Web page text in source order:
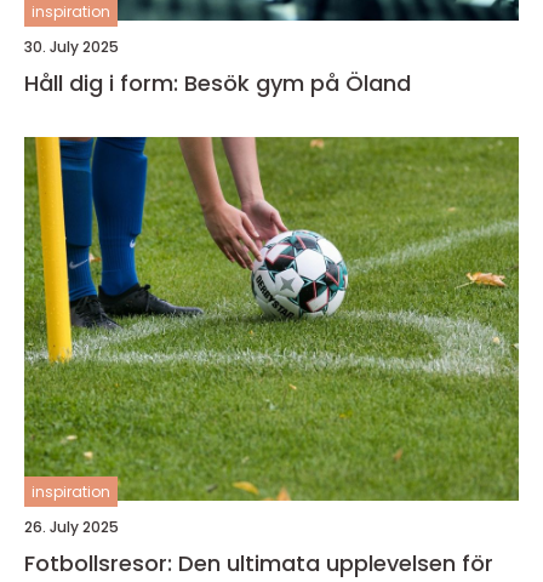
inspiration
30. July 2025
Håll dig i form: Besök gym på Öland
inspiration
26. July 2025
Fotbollsresor: Den ultimata upplevelsen för